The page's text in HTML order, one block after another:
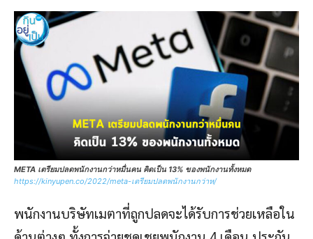
META เตรียมปลดพนักงานกว่าหมื่นคน คิดเป็น 13% ของพนักงานทั้งหมด
https://kinyupen.co/2022/meta-เตรียมปลดพนักงานกว่าห/
พนักงานบริษัทเมตาที่ถูกปลดจะได้รับการช่วยเหลือใน